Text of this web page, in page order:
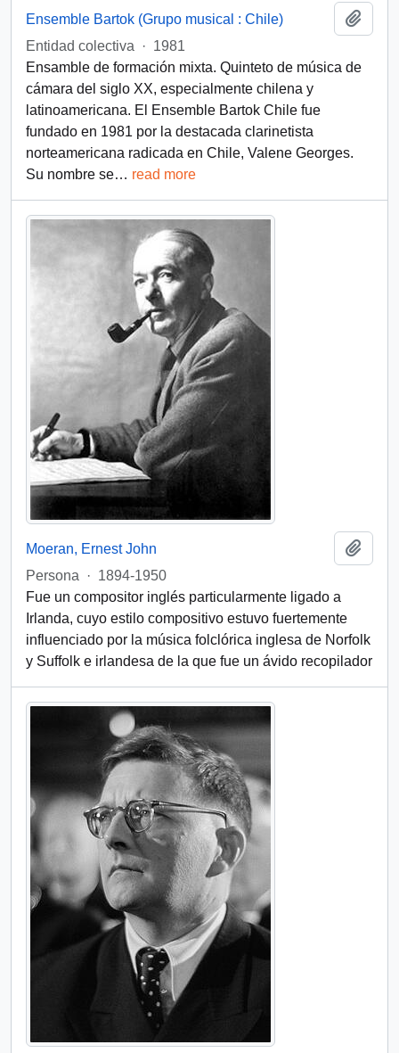
Ensemble Bartok (Grupo musical : Chile)
Entidad colectiva
· 1981
Ensamble de formación mixta. Quinteto de música de
cámara del siglo XX, especialmente chilena y
latinoamericana. El Ensemble Bartok Chile fue
fundado en 1981 por la destacada clarinetista
norteamericana radicada en Chile, Valene Georges.
Su nombre se… read more
Moeran, Ernest John
Persona
· 1894-1950
Fue un compositor inglés particularmente ligado a
Irlanda, cuyo estilo compositivo estuvo fuertemente
influenciado por la música folclórica inglesa de Norfolk
y Suffolk e irlandesa de la que fue un ávido recopilador